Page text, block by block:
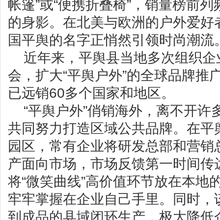
帐篷”或“便携折叠椅”，销量榜前
的身影。在北美与欧洲的户外爱
国平舆的名字正悄然引领时尚潮流
近年来，平舆县当地多次组织
会，扩大“平舆户外”的全球品牌推
已远销60多个国家和地区。
“平舆户外”俏销海外，离不开
共同努力打造区域公共品牌。在
园区，常有企业将研发总部和营
产面向市场，市场反馈第一时间
将“微笑曲线”高价值环节放在本地
牢牢掌握在企业自己手里。同时
到成品的县域闭环生产，极大降